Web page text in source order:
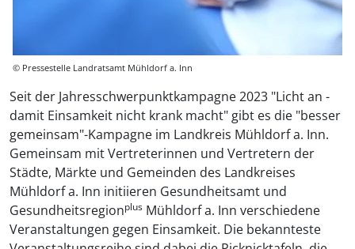
© Pressestelle Landratsamt Mühldorf a. Inn
Seit der Jahresschwerpunktkampagne 2023 "Licht an -
damit Einsamkeit nicht krank macht" gibt es die "besser
gemeinsam"-Kampagne im Landkreis Mühldorf a. Inn.
Gemeinsam mit Vertreterinnen und Vertretern der
Städte, Märkte und Gemeinden des Landkreises
Mühldorf a. Inn initiieren Gesundheitsamt und
Gesundheitsregionplus Mühldorf a. Inn verschiedene
Veranstaltungen gegen Einsamkeit. Die bekannteste